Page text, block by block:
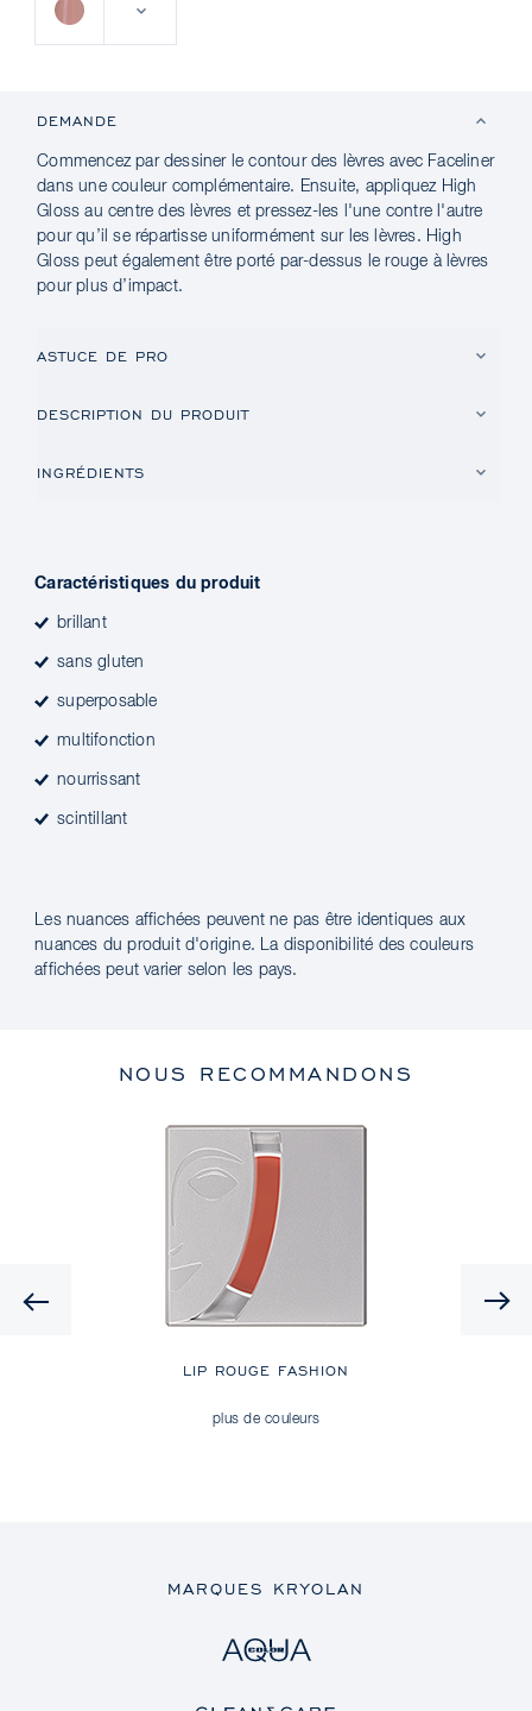
DEMANDE
Commencez par dessiner le contour des lèvres avec Faceliner
dans une couleur complémentaire. Ensuite, appliquez High
Gloss au centre des lèvres et pressez-les l'une contre l'autre
pour qu’il se répartisse uniformément sur les lèvres. High
Gloss peut également être porté par-dessus le rouge à lèvres
pour plus d’impact.
ASTUCE DE PRO
DESCRIPTION DU PRODUIT
INGRÉDIENTS
Caractéristiques du produit
brillant
sans gluten
superposable
multifonction
nourrissant
scintillant
Les nuances affichées peuvent ne pas être identiques aux
nuances du produit d'origine. La disponibilité des couleurs
affichées peut varier selon les pays.
NOUS RECOMMANDONS
Previous
LIP ROUGE FASHION
plus de couleurs
MARQUES KRYOLAN